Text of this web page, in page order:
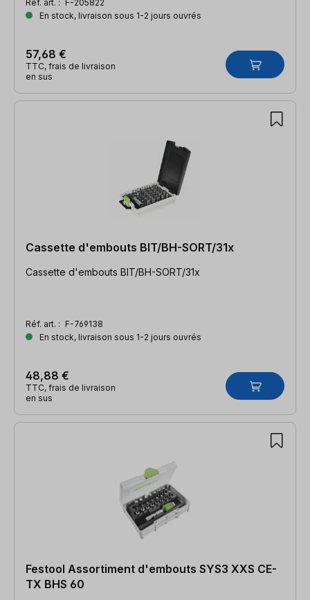
Réf. art. : F-205822
En stock, livraison sous 1-2 jours ouvrés
57,68 €
TTC, frais de livraison
en sus
Cassette d'embouts BIT/BH-SORT/31x
Cassette d'embouts BIT/BH-SORT/31x
Réf. art. : F-769138
En stock, livraison sous 1-2 jours ouvrés
48,88 €
TTC, frais de livraison
en sus
Festool Assortiment d'embouts SYS3 XXS CE-
TX BHS 60